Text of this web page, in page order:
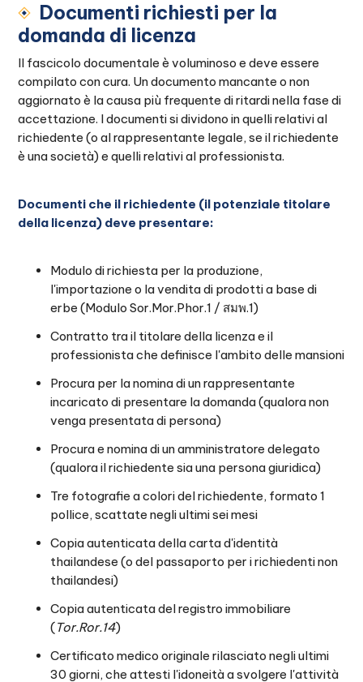
Documenti richiesti per la
domanda di licenza
Il fascicolo documentale è voluminoso e deve essere
compilato con cura. Un documento mancante o non
aggiornato è la causa più frequente di ritardi nella fase di
accettazione. I documenti si dividono in quelli relativi al
richiedente (o al rappresentante legale, se il richiedente
è una società) e quelli relativi al professionista.
Documenti che il richiedente (il potenziale titolare
della licenza) deve presentare:
Modulo di richiesta per la produzione,
l'importazione o la vendita di prodotti a base di
erbe (Modulo Sor.Mor.Phor.1 / สมพ.1)
Contratto tra il titolare della licenza e il
professionista che definisce l'ambito delle mansioni
Procura per la nomina di un rappresentante
incaricato di presentare la domanda (qualora non
venga presentata di persona)
Procura e nomina di un amministratore delegato
(qualora il richiedente sia una persona giuridica)
Tre fotografie a colori del richiedente, formato 1
pollice, scattate negli ultimi sei mesi
Copia autenticata della carta d'identità
thailandese (o del passaporto per i richiedenti non
thailandesi)
Copia autenticata del registro immobiliare
(Tor.Ror.14)
Certificato medico originale rilasciato negli ultimi
30 giorni, che attesti l'idoneità a svolgere l'attività